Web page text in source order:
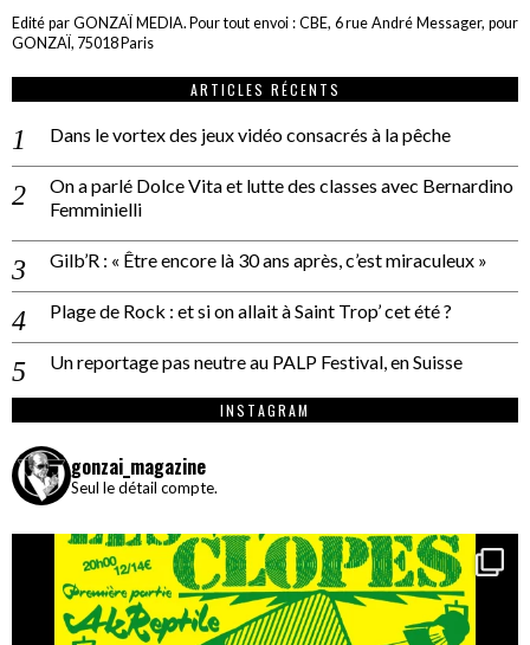
Edité par GONZAÏ MEDIA. Pour tout envoi : CBE, 6 rue André Messager, pour
GONZAÏ, 75018 Paris
ARTICLES RÉCENTS
Dans le vortex des jeux vidéo consacrés à la pêche
On a parlé Dolce Vita et lutte des classes avec Bernardino
Femminielli
Gilb’R : « Être encore là 30 ans après, c’est miraculeux »
Plage de Rock : et si on allait à Saint Trop’ cet été ?
Un reportage pas neutre au PALP Festival, en Suisse
INSTAGRAM
gonzai_magazine
Seul le détail compte.